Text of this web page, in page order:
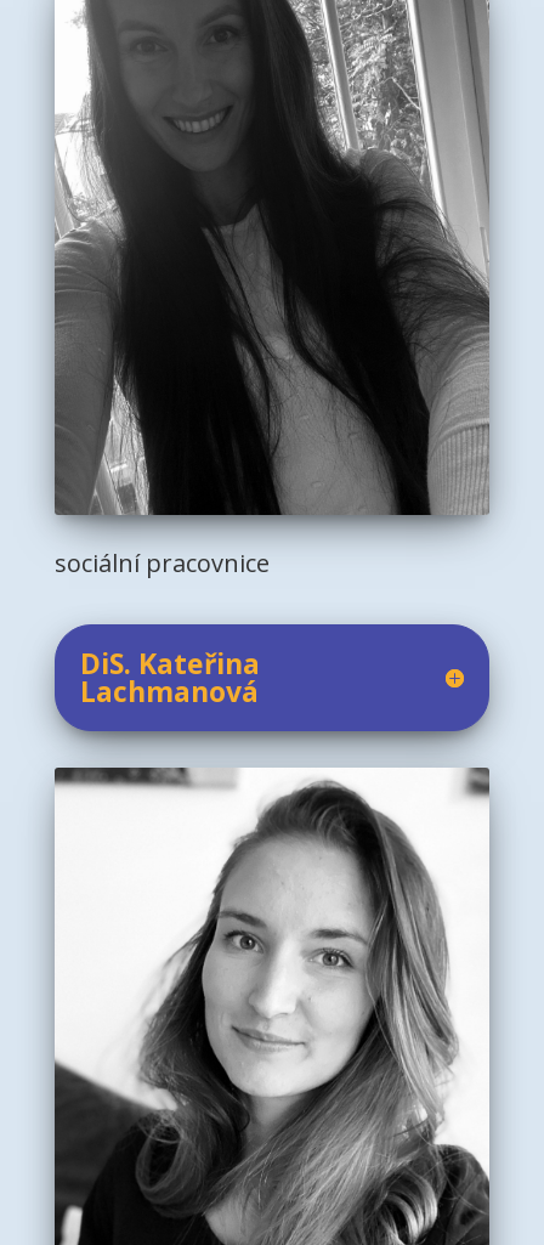
sociální pracovnice
DiS. Kateřina
Lachmanová